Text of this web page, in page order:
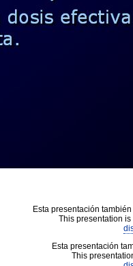
Esta presentación
This presentation
Esta presentación
This